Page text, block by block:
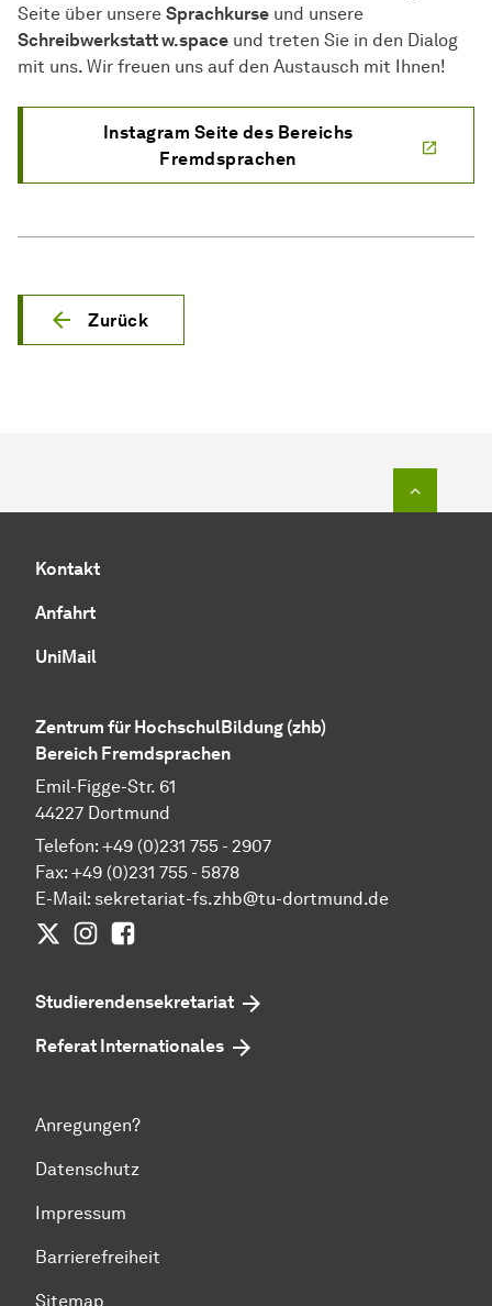
Seite über unsere Sprachkurse und unsere
Schreibwerkstatt w.space und treten Sie in den Dialog
mit uns. Wir freuen uns auf den Austausch mit Ihnen!
Instagram Seite des Bereichs
Fremdsprachen
Zurück
Kontakt
Anfahrt
UniMail
Zentrum für HochschulBildung (zhb)
Bereich Fremdsprachen
Emil-Figge-Str. 61
44227 Dortmund
Telefon: +49 (0)231 755 - 2907
Fax: +49 (0)231 755 - 5878
E-Mail: sekretariat-fs.zhb@tu-dortmund.de
TwitterInstagram
Studierendensekretariat
Referat Internationales
Anregungen?
Datenschutz
Impressum
Barrierefreiheit
Sitemap